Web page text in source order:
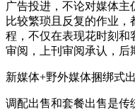
广告投进，不论对媒体
比较繁琐且反复的作业
程，不仅在表现花时刻和
审阅，上刊审阅承认，后
新媒体+野外媒体捆绑式
调配出售和套餐出售是传